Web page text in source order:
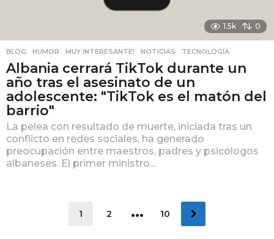
1.5k 0
BLOG ,HUMOR ,MUY INTERESANTE! ,NOTICIAS ,TECNOLOGÍA
Albania cerrará TikTok durante un
año tras el asesinato de un
adolescente: "TikTok es el matón del
barrio"
La pelea con resultado de muerte, iniciada tras un
conflicto en redes sociales, ha generado
preocupación entre maestros, padres y psicólogos
albaneses. El primer ministro...
1 2 … 10